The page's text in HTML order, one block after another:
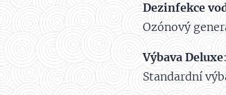
Dezinfekce
Ozónový
Výbava Deluxe:
Standardní